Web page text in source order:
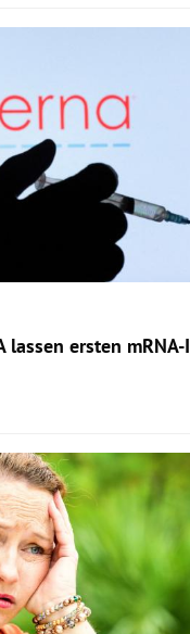
lassen ersten